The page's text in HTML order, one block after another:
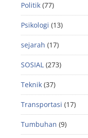
Politik (77)
Psikologi (13)
sejarah (17)
SOSIAL (273)
Teknik (37)
Transportasi (17)
Tumbuhan (9)